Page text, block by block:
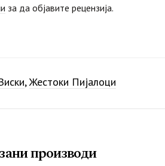
за да објавите рецензија.
,Жестоки Пијалоци
производи